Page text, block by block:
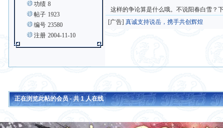
功绩 8
帖子 1923
编号 23580
注册 2004-11-10
这样的争论算是什么哦。不说阳春白雪？
[广告]真诚支持说岳，携手共创辉煌
正在浏览此帖的会员 - 共1人在线